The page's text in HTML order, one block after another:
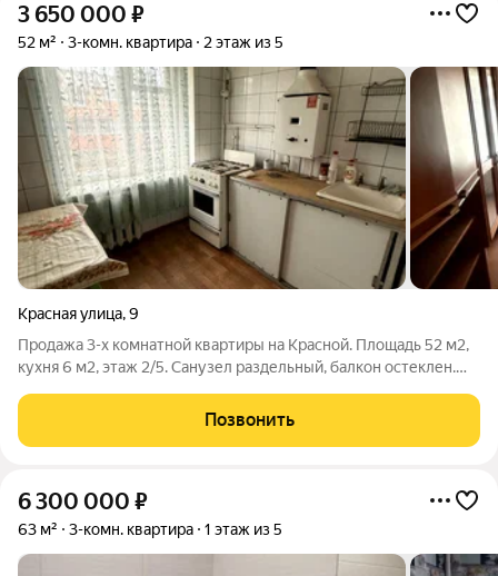
3 650 000 ₽
52 м² 3-комн. квартира 2 этаж из 5
Красная улица,9
Продажа 3-х комнатной квартиры на Красной. Площадь 52 м2,
кухня 6 м2, этаж 2/5. Санузел раздельный, балкон остеклен.
Позвонить
6 300 000 ₽
63 м² 3-комн. квартира 1 этаж из 5